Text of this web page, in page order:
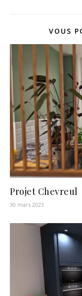
VOUS
Projet Chevreul
30 mars 2023